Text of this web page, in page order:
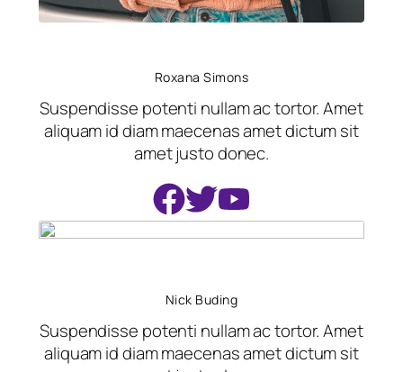
Roxana Simons
Suspendisse potenti nullam ac tortor. Amet
aliquam id diam maecenas amet dictum sit
amet justo donec.
Nick Buding
Suspendisse potenti nullam ac tortor. Amet
aliquam id diam maecenas amet dictum sit